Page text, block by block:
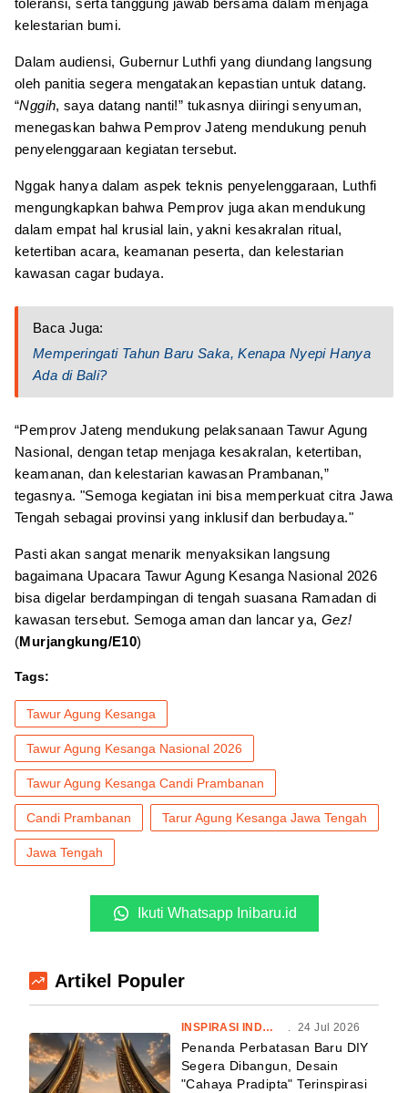
kelestarian bumi.
Dalam audiensi, Gubernur Luthfi yang diundang langsung
oleh panitia segera mengatakan kepastian untuk datang.
“Nggih, saya datang nanti!” tukasnya diiringi senyuman,
menegaskan bahwa Pemprov Jateng mendukung penuh
penyelenggaraan kegiatan tersebut.
Nggak hanya dalam aspek teknis penyelenggaraan, Luthfi
mengungkapkan bahwa Pemprov juga akan mendukung
dalam empat hal krusial lain, yakni kesakralan ritual,
ketertiban acara, keamanan peserta, dan kelestarian
kawasan cagar budaya.
Baca Juga:
Memperingati Tahun Baru Saka, Kenapa Nyepi Hanya
Ada di Bali?
“Pemprov Jateng mendukung pelaksanaan Tawur Agung
Nasional, dengan tetap menjaga kesakralan, ketertiban,
keamanan, dan kelestarian kawasan Prambanan,”
tegasnya. "Semoga kegiatan ini bisa memperkuat citra Jawa
Tengah sebagai provinsi yang inklusif dan berbudaya."
Pasti akan sangat menarik menyaksikan langsung
bagaimana Upacara Tawur Agung Kesanga Nasional 2026
bisa digelar berdampingan di tengah suasana Ramadan di
kawasan tersebut. Semoga aman dan lancar ya, Gez!
(Murjangkung/E10)
Tags:
Tawur Agung Kesanga
Tawur Agung Kesanga Nasional 2026
Tawur Agung Kesanga Candi Prambanan
Candi Prambanan Tarur Agung Kesanga Jawa Tengah
Jawa Tengah
Ikuti Whatsapp Inibaru.id
Artikel Populer
INSPIRASI INDONESIA . 24 Jul 2026
Penanda Perbatasan Baru DIY
Segera Dibangun, Desain
"Cahaya Pradipta" Terinspirasi